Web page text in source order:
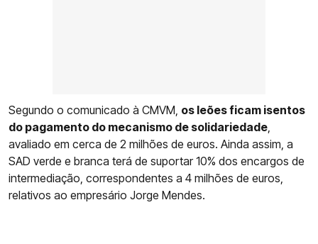
Segundo o comunicado à CMVM, os leões ficam isentos
do pagamento do mecanismo de solidariedade
avaliado em cerca de 2 milhões de euros. Ainda assim, a
SAD verde e branca terá de suportar 10% dos encargos de
intermediação, correspondentes a 4 milhões de euros,
relativos ao empresário Jorge Mendes.